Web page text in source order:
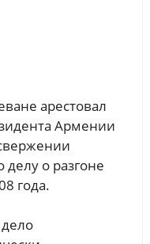
арестовал
Армении
делу о разгоне
года.